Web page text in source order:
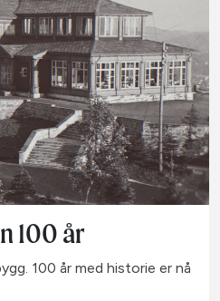
100 år
100 år med historie er nå